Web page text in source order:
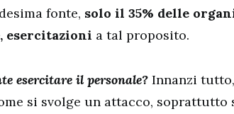
fonte, solo il 35% delle
esercitazioni a tal proposito.
esercitare il personale? Innanzi
si svolge un attacco, soprattutto